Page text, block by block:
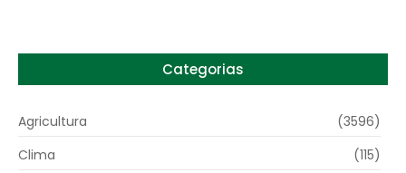
Categorias
Agricultura
(3596)
Clima
(115)